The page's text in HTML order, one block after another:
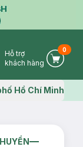
Phone Icon
Hỗ trợ
khách hàng
Cart
0
Hồ Chí Minh